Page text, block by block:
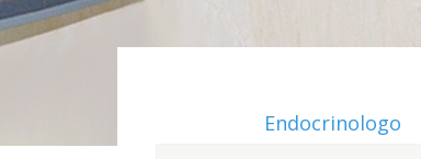
Endocrinologo